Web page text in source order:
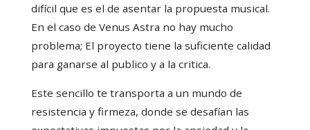
difícil que es el de asentar la propuesta musical.
En el caso de Venus Astra no hay mucho
problema; El proyecto tiene la suficiente calidad
para ganarse al publico y a la critica.
Este sencillo te transporta a un mundo de
resistencia y firmeza, donde se desafían las